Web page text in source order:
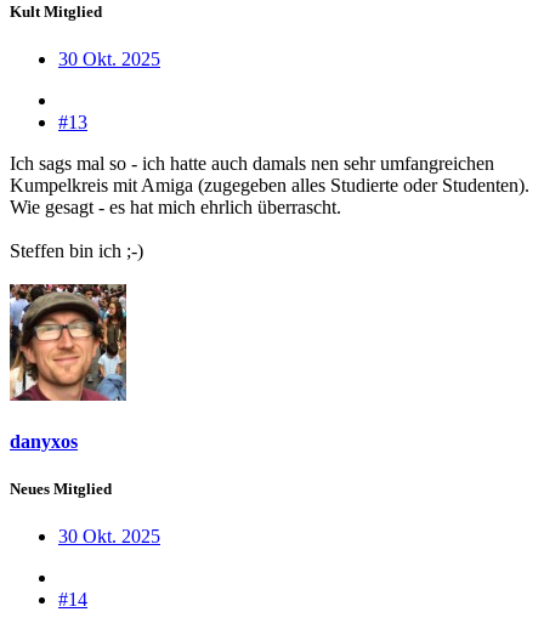
Kult Mitglied
30 Okt. 2025
#13
Ich sags mal so - ich hatte auch damals nen sehr umfangreichen
Kumpelkreis mit Amiga (zugegeben alles Studierte oder Studenten).
Wie gesagt - es hat mich ehrlich überrascht.
Steffen bin ich ;-)
danyxos
Neues Mitglied
30 Okt. 2025
#14